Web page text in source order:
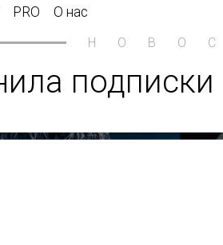
PRO О нас
подписки